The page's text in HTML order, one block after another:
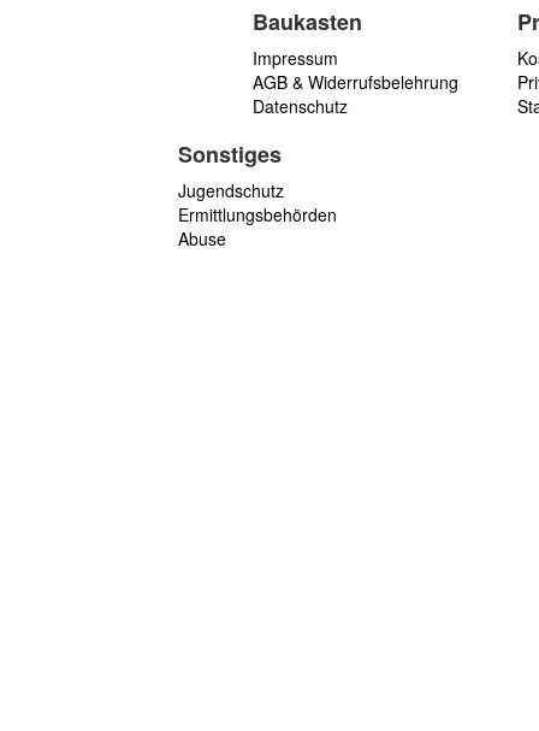
Baukasten
Impressum
AGB & Widerrufsbelehrung
Datenschutz
Sonstiges
Jugendschutz
Ermittlungsbehörden
Abuse